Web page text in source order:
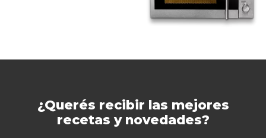
¿Querés recibir las mejores
recetas y novedades?